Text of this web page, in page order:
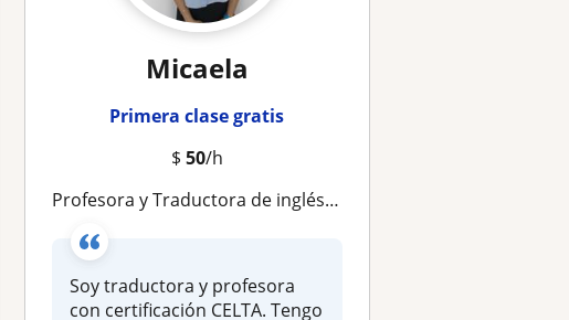
Micaela
Primera clase gratis
$ 50/h
Profesora y Traductora de inglés- clases online
Soy traductora y profesora
con certificación CELTA. Tengo